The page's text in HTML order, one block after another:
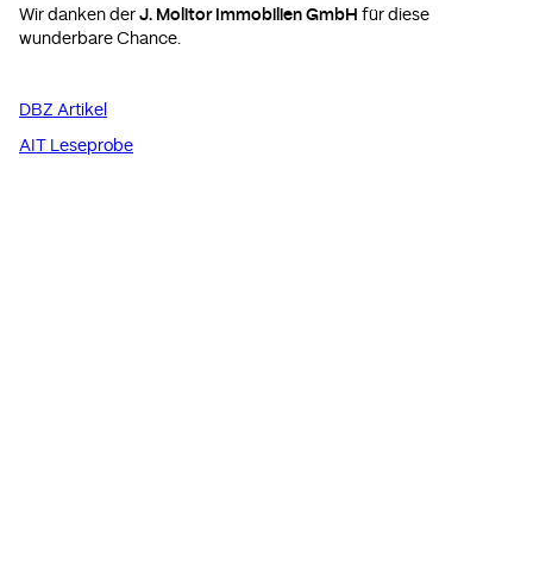
Wir danken der J. Molitor Immobilien GmbH für diese
wunderbare Chance.
DBZ Artikel
AIT Leseprobe